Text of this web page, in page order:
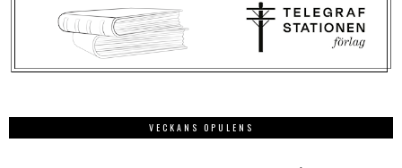
VECKANS OPULENS